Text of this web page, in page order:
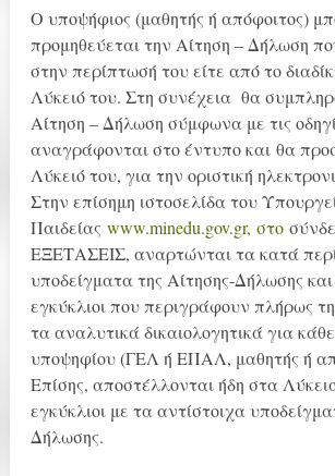
Ο υποψήφιος (μαθητής ή απόφοιτος)
προμηθεύεται την Αίτηση – Δήλωση
στην περίπτωσή του είτε από το
Λύκειό του. Στη συνέχεια θα
Αίτηση – Δήλωση σύμφωνα με τις
αναγράφονται στο έντυπο και θα
Λύκειό του, για την οριστική
Στην επίσημη ιστοσελίδα του
Παιδείας www.minedu.gov.gr, στο
ΕΞΕΤΑΣΕΙΣ, αναρτώνται τα κατά
υποδείγματα της Αίτησης-Δήλωσης και
εγκύκλιοι που περιγράφουν πλήρως τη
τα αναλυτικά δικαιολογητικά για
υποψηφίου (ΓΕΛ ή ΕΠΑΛ, μαθητής ή
Επίσης, αποστέλλονται ήδη στα
εγκύκλιοι με τα αντίστοιχα
Δήλωσης.